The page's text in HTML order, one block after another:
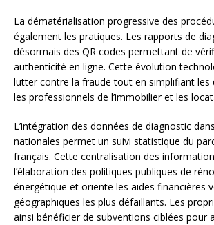
La dématérialisation progressive des
également les pratiques. Les rapports de
désormais des QR codes permettant de
authenticité en ligne. Cette évolution
lutter contre la fraude tout en simplifiant les
les professionnels de l’immobilier et les
L’intégration des données de diagnostic
nationales permet un suivi statistique du
français. Cette centralisation des
l’élaboration des politiques publiques de
énergétique et oriente les aides financières
géographiques les plus défaillants. Les
ainsi bénéficier de subventions ciblées pour